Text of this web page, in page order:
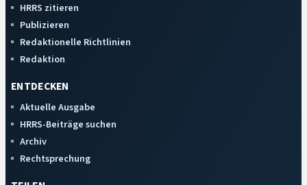
HRRS zitieren
Publizieren
Redaktionelle Richtlinien
Redaktion
ENTDECKEN
Aktuelle Ausgabe
HRRS-Beiträge suchen
Archiv
Rechtsprechung